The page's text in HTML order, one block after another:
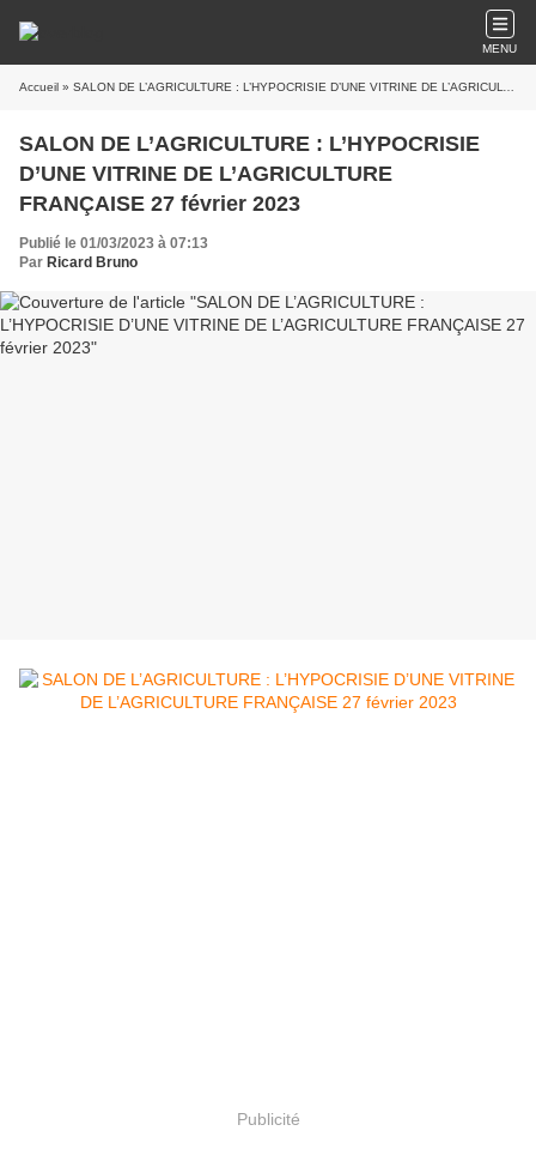
MENU
Accueil » SALON DE L’AGRICULTURE : L’HYPOCRISIE D’UNE VITRINE DE L’AGRICULTURE FRANÇAISE 27 février 2023
SALON DE L’AGRICULTURE : L’HYPOCRISIE
D’UNE VITRINE DE L’AGRICULTURE
FRANÇAISE 27 février 2023
Publié le 01/03/2023 à 07:13
Par Ricard Bruno
Publicité